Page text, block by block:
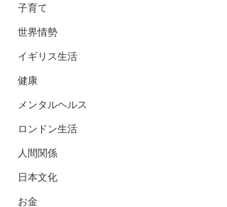
子育て
世界情勢
イギリス生活
健康
メンタルヘルス
ロンドン生活
人間関係
日本文化
お金